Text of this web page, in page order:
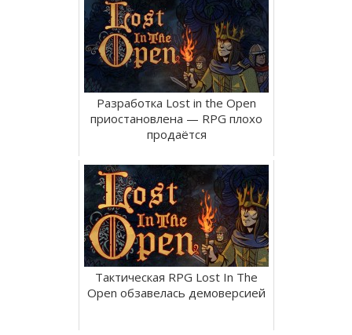
Разработка Lost in the Open
приостановлена — RPG плохо
продаётся
Тактическая RPG Lost In The
Open обзавелась демоверсией